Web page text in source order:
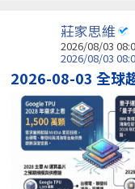
莊家思維
2026/08/03
2026/08/03
2026-08-03 全球